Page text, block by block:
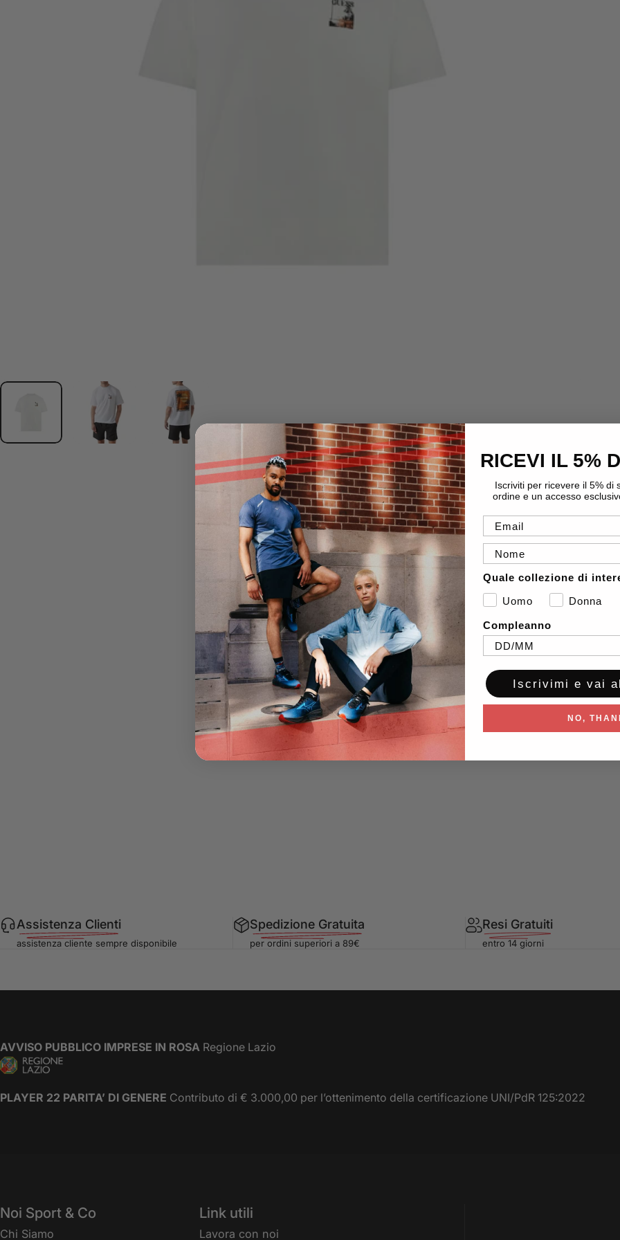
Assistenza Clienti
assistenza cliente sempre disponibile
Spedizione Gratuita
per ordini superiori a 89€
Resi Gratuiti
entro 14 giorni
AVVISO PUBBLICO IMPRESE IN ROSA Regione Lazio
PLAYER 22 PARITA’ DI GENERE Contributo di € 3.000,00 per l’ottenimento della certificazione UNI/PdR 125:2022
Noi Sport & Co
Chi Siamo
Link utili
Lavora con noi
RICEVI IL 5%
Iscriviti per ricevere il 5% di
ordine e un accesso
Email
Nome
Quale collezione di
Uomo
Donna
Compleanno
Iscrivimi e vai
NO,